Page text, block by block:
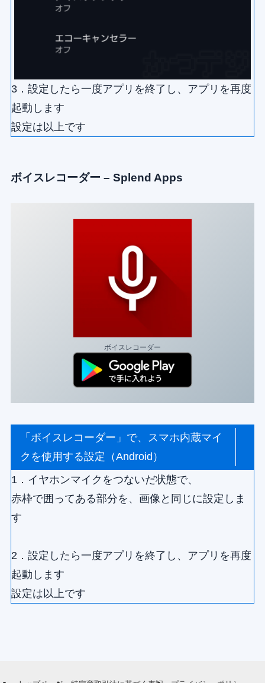
3．設定したら一度アプリを終了し、アプリを再度
起動します
設定は以上です
ボイスレコーダー – Splend Apps
ボイスレコーダー
「ボイスレコーダー」で、スマホ内蔵マイ
クを使用する設定（Android）
1．イヤホンマイクをつないだ状態で、
赤枠で囲ってある部分を、画像と同じに設定しま
す
2．設定したら一度アプリを終了し、アプリを再度
起動します
設定は以上です